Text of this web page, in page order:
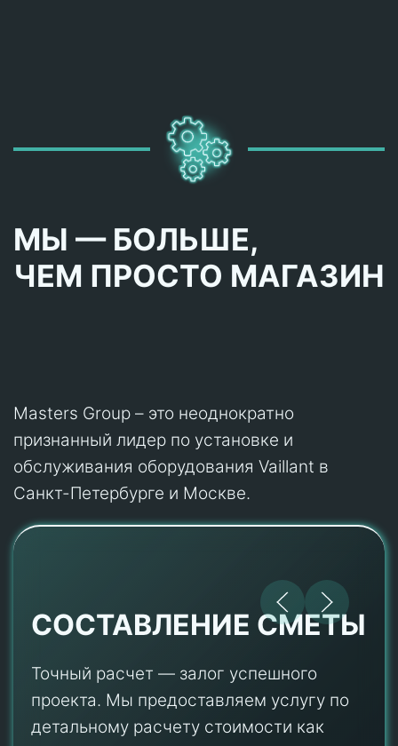
МЫ — БОЛЬШЕ,
ЧЕМ ПРОСТО МАГАЗИН
Masters Group – это неоднократно
признанный лидер по установке и
обслуживания оборудования Vaillant в
Санкт-Петербурге и Москве.
СОСТАВЛЕНИЕ СМЕТЫ
Точный расчет — залог успешного
проекта. Мы предоставляем услугу по
детальному расчету стоимости как